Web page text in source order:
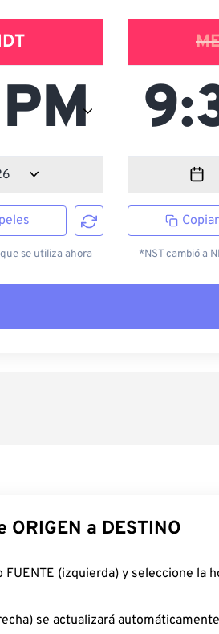
se utiliza ahora *NST cambió a
a DESTINO
FUENTE (izquierda) y seleccione la
se actualizará